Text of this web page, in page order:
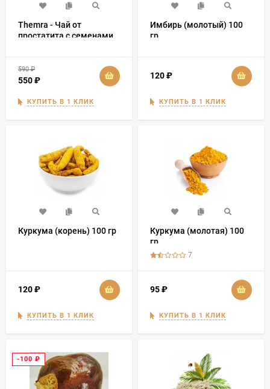
Themra - Чай от
простатита с семенами
590₽
550₽
КУПИТЬ В 1 КЛИК
Имбирь (молотый) 100
гр
120₽
КУПИТЬ В 1 КЛИК
Куркума (корень) 100 гр
120₽
КУПИТЬ В 1 КЛИК
Куркума (молотая) 100
гр
7
95₽
КУПИТЬ В 1 КЛИК
-100 ₽